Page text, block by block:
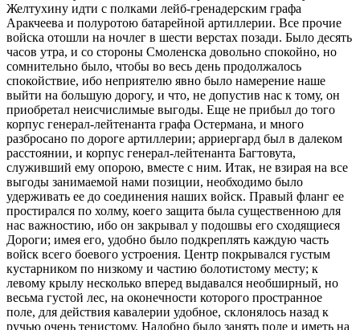
Желтухину идти с полками лейб-гренадерским графа
Аракчеева и полуротою батарейной артиллерии. Все прочие
войска отошли на ночлег в шести верстах позади. Было десять
часов утра, и со стороны Смоленска довольно спокойно, но
сомнительно было, чтобы во весь день продолжалось
спокойствие, ибо неприятелю явно было намерение наше
выйти на большую дорогу, и что, не допустив нас к тому, он
приобретал неисчислимые выгоды. Еще не прибыл до того
корпус генерал-лейтенанта графа Остермана, и много
разбросано по дороге артиллерии; арриергард был в далеком
расстоянии, и корпус генерал-лейтенанта Багтовута,
служивший ему опорою, вместе с ним. Итак, не взирая на все
выгоды занимаемой нами позиции, необходимо было
удерживать ее до соединения наших войск. Правый фланг ее
простирался по холму, коего защита была существенною для
нас важностию, ибо он закрывал у подошвы его сходящиеся
Дороги; имея его, удобно было подкреплять каждую часть
войск всего боевого устроения. Центр покрывался густым
кустарником по низкому и частию болотистому месту; к
левому крылу несколько вперед выдавался необширный, но
весьма густой лес, на оконечности которого пространное
поле, для действия кавалерии удобное, склонялось назад к
ручью очень тенистому. Надобно было занять поле и иметь на